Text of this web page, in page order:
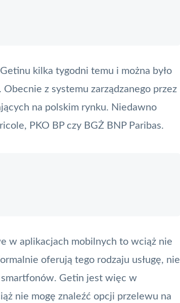
kilka tygodni temu i można było
Obecnie z systemu zarządzanego przez
na polskim rynku. Niedawno
PKO BP czy BGŻ BNP Paribas.
w aplikacjach mobilnych to wciąż nie
oferują tego rodzaju usługę, nie
Getin jest więc w
nie mogę znaleźć opcji przelewu na